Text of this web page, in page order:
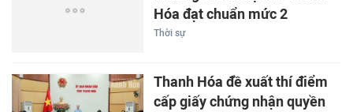
Hóa đạt chuẩn mức 2
Thời sự
Thanh Hóa đề xuất thí điểm
cấp giấy chứng nhận quyền